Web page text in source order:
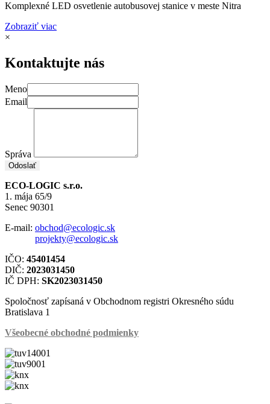
Komplexné LED osvetlenie autobusovej stanice v meste Nitra
Zobraziť viac
×
Kontaktujte nás
Meno
Email
Správa
Odoslať
ECO-LOGIC s.r.o.
1. mája 65/9
Senec 90301
E-mail: obchod@ecologic.sk
projekty@ecologic.sk
IČO: 45401454
DIČ: 2023031450
IČ DPH: SK2023031450
Spoločnosť zapísaná v Obchodnom registri Okresného súdu
Bratislava 1
Všeobecné obchodné podmienky